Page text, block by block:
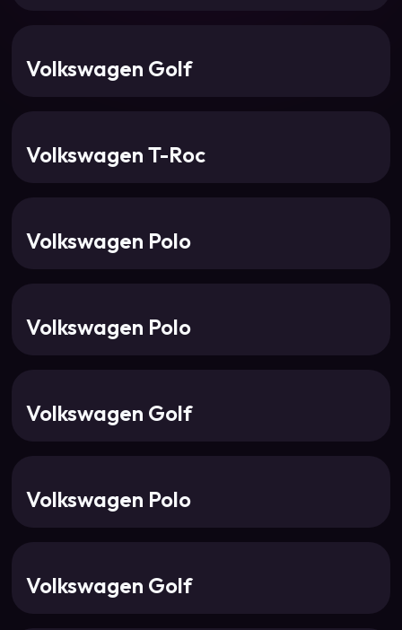
Volkswagen Golf
Volkswagen T-Roc
Volkswagen Polo
Volkswagen Polo
Volkswagen Golf
Volkswagen Polo
Volkswagen Golf